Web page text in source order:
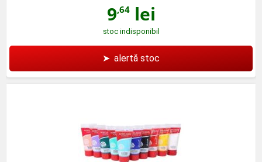
9,64lei
stoc indisponibil
➤ alertă stoc